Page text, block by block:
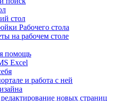
стол
Рабочего стола
на рабочем столе
помощь
Excel
и работа с ней
новых страниц